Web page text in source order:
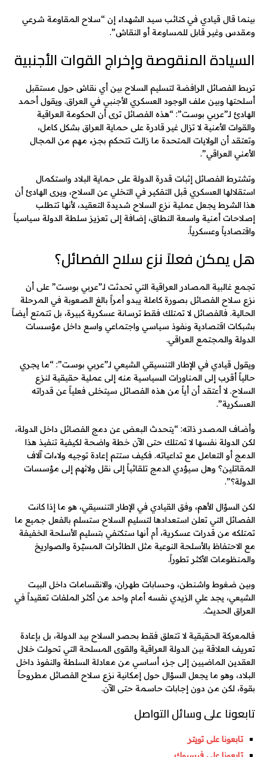
بينما قال قيادي في كتائب سيد الشهداء إن “سلاح المقاومة شرعي
ومقدس وغير قابل للمساومة أو النقاش”.
السيادة المنقوصة وإخراج القوات الأجنبية
تربط الفصائل الرافضة لتسليم السلاح بين أي نقاش حول مستقبل
أسلحتها وبين ملف الوجود العسكري الأجنبي في العراق. ويقول أحمد
الهادئ لـ”عربي بوست”: “هذه الفصائل ترى أن الحكومة العراقية
والقوات الأمنية لا تزال غير قادرة على حماية العراق بشكل كامل،
وتعتقد أن الولايات المتحدة ما زالت تتحكم بجزء مهم من المجال
الأمني العراقي”.
وتشترط الفصائل إثبات قدرة الدولة على حماية البلاد واستكمال
استقلالها العسكري قبل التفكير في التخلي عن السلاح، ويرى الهادئ أن
هذا الشرط يجعل عملية نزع السلاح شديدة التعقيد، لأنها تتطلب
إصلاحات أمنية واسعة النطاق، إضافة إلى تعزيز سلطة الدولة سياسياً
واقتصادياً وعسكرياً.
هل يمكن فعلاً نزع سلاح الفصائل؟
تجمع غالبية المصادر العراقية التي تحدثت لـ”عربي بوست” على أن
نزع سلاح الفصائل بصورة كاملة يبدو أمراً بالغ الصعوبة في المرحلة
الحالية. فالفصائل لا تمتلك فقط ترسانة عسكرية كبيرة، بل تتمتع أيضاً
بشبكات اقتصادية ونفوذ سياسي واجتماعي واسع داخل مؤسسات
الدولة والمجتمع العراقي.
ويقول قيادي في الإطار التنسيقي الشيعي لـ”عربي بوست”: “ما يجري
حالياً أقرب إلى المناورات السياسية منه إلى عملية حقيقية لنزع
السلاح. لا أعتقد أن أياً من هذه الفصائل سيتخلى فعلياً عن قدراته
العسكرية”.
وأضاف المصدر ذاته: “يتحدث البعض عن دمج الفصائل داخل الدولة،
لكن الدولة نفسها لا تمتلك حتى الآن خطة واضحة لكيفية تنفيذ هذا
الدمج أو التعامل مع تداعياته. فكيف ستتم إعادة توجيه ولاءات آلاف
المقاتلين؟ وهل سيؤدي الدمج تلقائياً إلى نقل ولائهم إلى مؤسسات
الدولة؟”.
لكن السؤال الأهم، وفق القيادي في الإطار التنسيقي، هو ما إذا كانت
الفصائل التي تعلن استعدادها لتسليم السلاح ستسلم بالفعل جميع ما
تمتلكه من قدرات عسكرية، أم أنها ستكتفي بتسليم الأسلحة الخفيفة
مع الاحتفاظ بالأسلحة النوعية مثل الطائرات المسيّرة والصواريخ
والمنظومات الأكثر تطوراً.
وبين ضغوط واشنطن، وحسابات طهران، والانقسامات داخل البيت
الشيعي، يجد علي الزيدي نفسه أمام واحد من أكثر الملفات تعقيداً في
العراق الحديث.
فالمعركة الحقيقية لا تتعلق فقط بحصر السلاح بيد الدولة، بل بإعادة
تعريف العلاقة بين الدولة العراقية والقوى المسلحة التي تحولت خلال
العقدين الماضيين إلى جزء أساسي من معادلة السلطة والنفوذ داخل
البلاد، وهو ما يجعل السؤال حول إمكانية نزع سلاح الفصائل مطروحاً
بقوة، لكن من دون إجابات حاسمة حتى الآن.
تابعونا على وسائل التواصل
تابعونا على تويتر